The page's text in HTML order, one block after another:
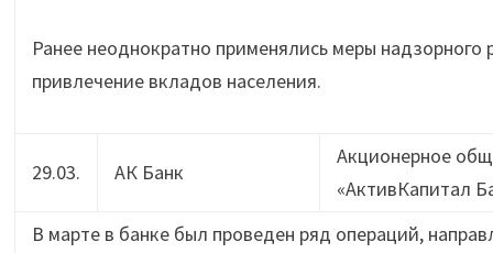
Ранее неоднократно применялись меры
привлечение вкладов населения.
29.03. АК Банк
Акционерное
«АктивКапитал
В марте в банке был проведен ряд операций,